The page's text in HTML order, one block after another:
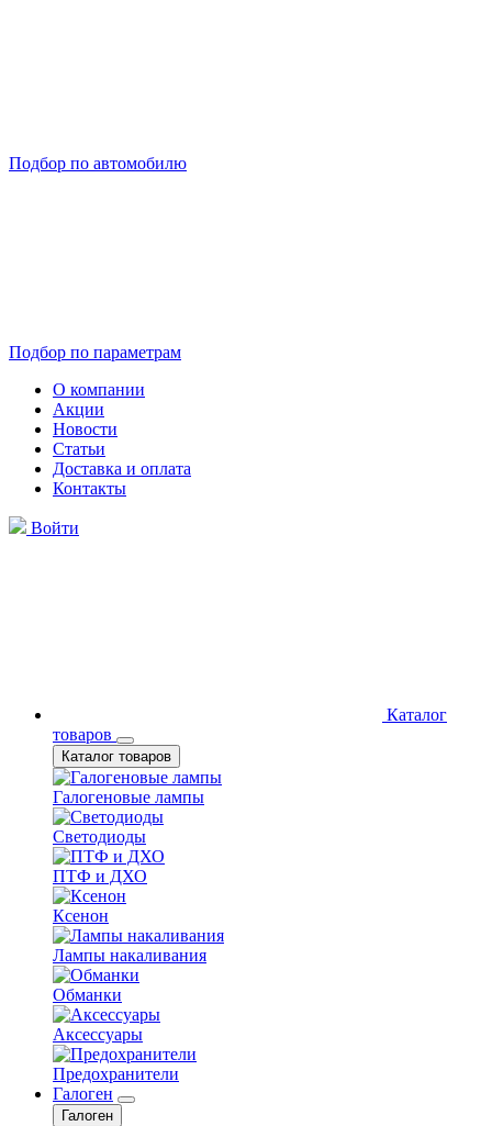
Подбор по автомобилю
Подбор по параметрам
О компании
Акции
Новости
Статьи
Доставка и оплата
Контакты
Войти
Каталог
товаров
Каталог товаров
Галогеновые лампы
Светодиоды
ПТФ и ДХО
Ксенон
Лампы накаливания
Обманки
Аксессуары
Предохранители
Галоген
Галоген